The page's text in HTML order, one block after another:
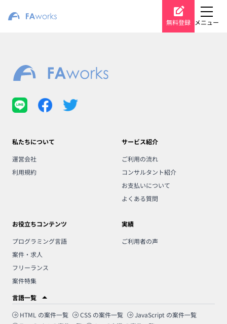
無料登録 メニュー
私たちについて
運営会社
利用規約
サービス紹介
ご利用の流れ
コンサルタント紹介
お支払いについて
よくある質問
お役立ちコンテンツ
プログラミング言語
案件・求人
フリーランス
案件特集
実績
ご利用者の声
言語一覧
HTML の案件一覧 CSS の案件一覧 JavaScript の案件一覧